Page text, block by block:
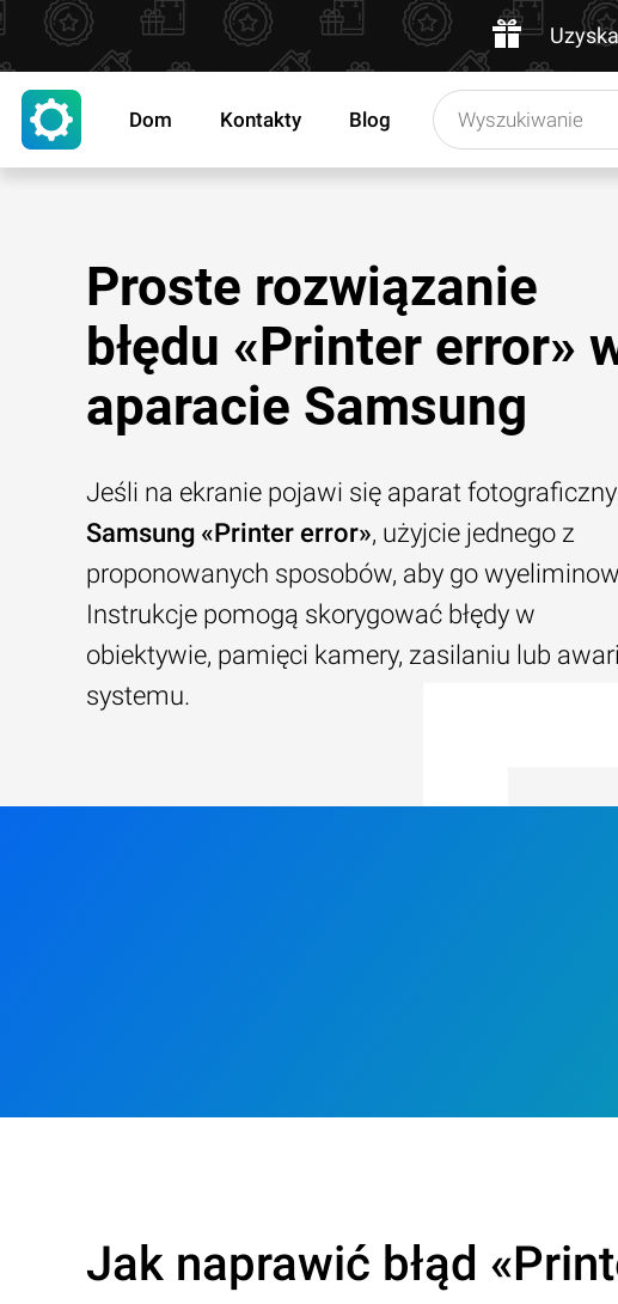
Dom Kontakty Blog
Proste rozwiązanie
błędu «Printer error»
aparacie Samsung
Jeśli na ekranie pojawi się aparat fotograficzny
Samsung «Printer error», użyjcie jednego z
proponowanych sposobów, aby go
Instrukcje pomogą skorygować błędy w
obiektywie, pamięci kamery, zasilaniu lub
systemu.
Jak naprawić błąd